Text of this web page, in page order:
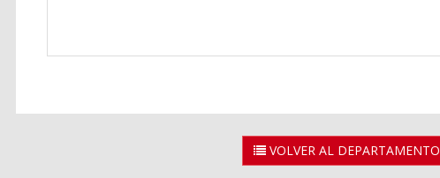
VOLVER AL DEPARTAMENTO